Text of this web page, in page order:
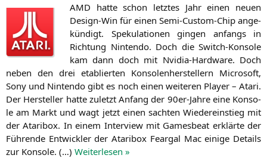
AMD hat­te schon letz­tes Jahr einen neu­en
Design-Win für einen Semi-Cus­tom-Chip ange­
kün­digt. Spe­ku­la­tio­nen gin­gen anfangs in
Rich­tung Nin­ten­do. Doch die Switch-Kon­so­le
kam dann doch mit Nvi­dia-Hard­ware. Doch
neben den drei eta­blier­ten Kon­so­len­her­stel­lern Micro­soft,
Sony und Nin­ten­do gibt es noch einen wei­te­ren Play­er – Ata­ri.
Der Her­stel­ler hat­te zuletzt Anfang der 90er-Jah­re eine Kon­so­
le am Markt und wagt jetzt einen sach­ten Wie­der­ein­stieg mit
der Ata­ri­box. In einem Inter­view mit Games­beat erklär­te der
Füh­ren­de Ent­wick­ler der Ata­ri­box Fear­gal Mac eini­ge Details
zur Kon­so­le. (…) Wei­ter­le­sen »